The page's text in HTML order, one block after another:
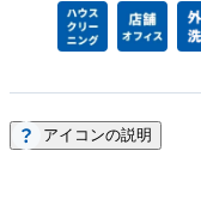
アイコンの説明